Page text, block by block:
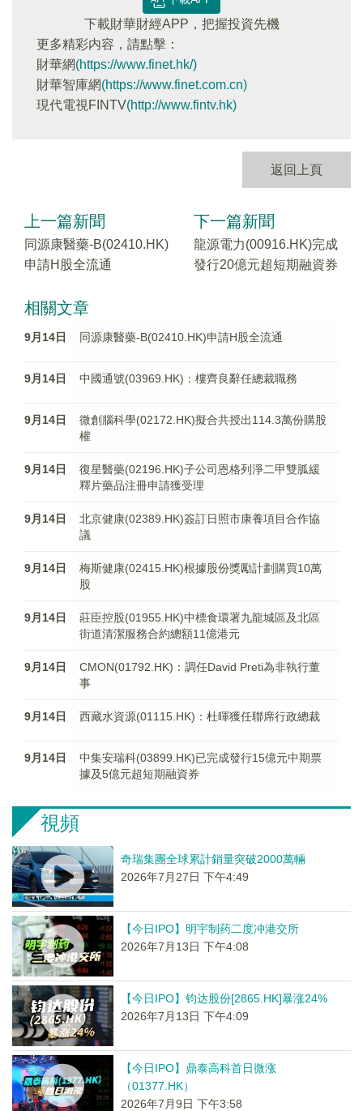
下載財華財經APP，把握投資先機
更多精彩内容，請點擊：
財華網(https://www.finet.hk/)
財華智庫網(https://www.finet.com.cn)
現代電視FINTV(http://www.fintv.hk)
返回上頁
上一篇新聞
同源康醫藥-B(02410.HK)
申請H股全流通
下一篇新聞
龍源電力(00916.HK)完成
發行20億元超短期融資券
相關文章
9月14日 同源康醫藥-B(02410.HK)申請H股全流通
9月14日 中國通號(03969.HK)：樓齊良辭任總裁職務
9月14日
微創腦科學(02172.HK)擬合共授出114.3萬份購股
權
9月14日
復星醫藥(02196.HK)子公司恩格列淨二甲雙胍緩
釋片藥品注冊申請獲受理
9月14日
北京健康(02389.HK)簽訂日照市康養項目合作協
議
9月14日
梅斯健康(02415.HK)根據股份獎勵計劃購買10萬
股
9月14日
莊臣控股(01955.HK)中標食環署九龍城區及北區
街道清潔服務合約總額11億港元
9月14日
CMON(01792.HK)：調任David Preti為非執行董
事
9月14日 西藏水資源(01115.HK)：杜暉獲任聯席行政總裁
9月14日
中集安瑞科(03899.HK)已完成發行15億元中期票
據及5億元超短期融資券
視頻
奇瑞集團全球累計銷量突破2000萬輛
2026年7月27日 下午4:49
【今日IPO】明宇制药二度冲港交所
2026年7月13日 下午4:08
【今日IPO】钧达股份[2865.HK]暴涨24%
2026年7月13日 下午4:09
【今日IPO】鼎泰高科首日微涨
（01377.HK）
2026年7月9日 下午3:58